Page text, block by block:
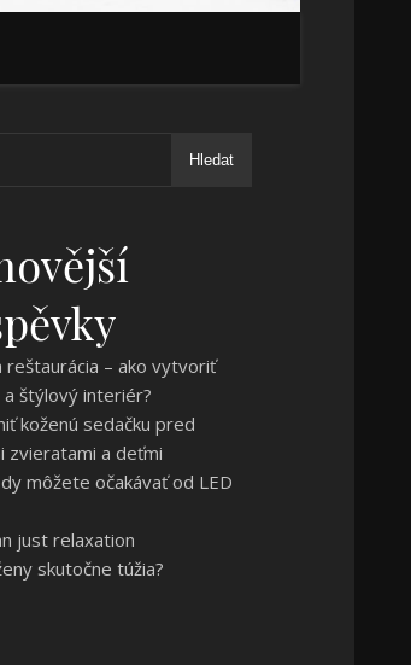
Hledat
reštaurácia – ako vytvoriť
štýlový interiér?
koženú sedačku pred
zvieratami a deťmi
môžete očakávať od LED
just relaxation
skutočne túžia?